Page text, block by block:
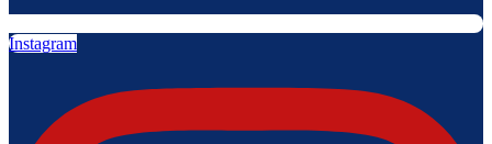
Instagram